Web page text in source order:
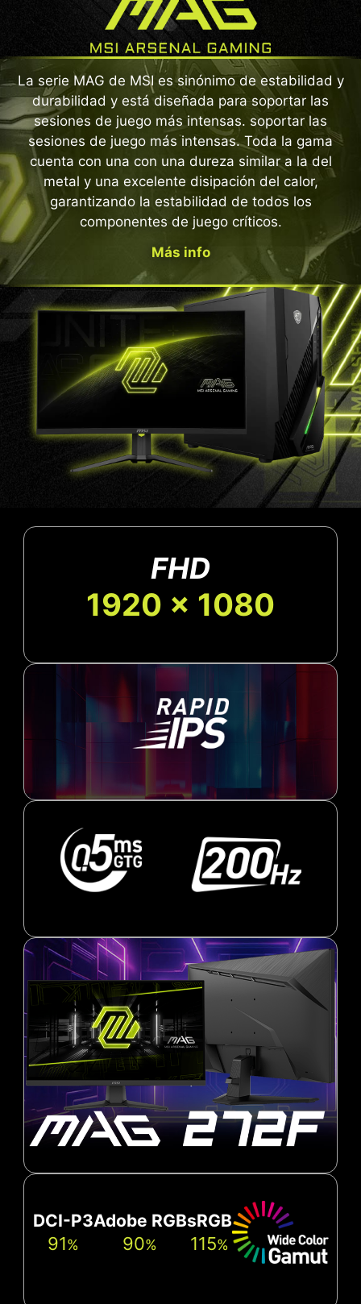
La serie MAG de MSI es sinónimo de estabilidad y
durabilidad y está diseñada para soportar las
sesiones de juego más intensas. soportar las
sesiones de juego más intensas. Toda la gama
cuenta con una con una dureza similar a la del
metal y una excelente disipación del calor,
garantizando la estabilidad de todos los
componentes de juego críticos.
Más info
FHD
1920 x 1080
DCI-P3
91%
Adobe RGB
90%
sRGB
115%